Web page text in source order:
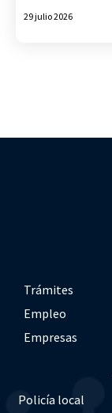
29 julio 2026
Trámites
Empleo
Empresas
Policía local